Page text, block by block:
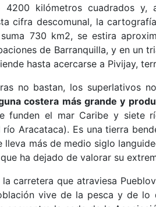
4200 kilómetros cuadrados
cifra descomunal, la
730 km2, se estira
de Barranquilla, y en un
hasta acercarse a Pivijay,
no bastan, los superlativos
costera más grande y
funden el mar Caribe y siete
río Aracataca). Es una tierra
lleva más de medio siglo
ha dejado de valorar su
carretera que atraviesa
vive de la pesca y de lo